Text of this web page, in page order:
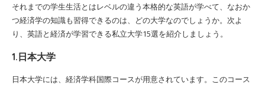
それまでの学生生活とはレベルの違う本格的な英語が学べて、なおか
つ経済学の知識も習得できるのは、どの大学なのでしょうか。次よ
り、英語と経済が学習できる私立大学15選を紹介しましょう。
1.日本大学
日本大学には、経済学科国際コースが用意されています。このコース